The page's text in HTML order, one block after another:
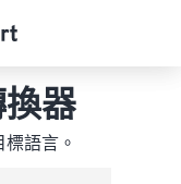
器
語言。